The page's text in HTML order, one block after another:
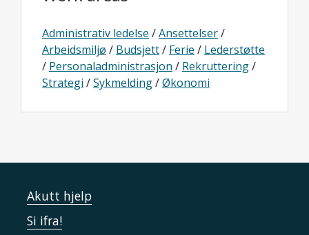
Administrativ ledelse /Ansettelser/
Arbeidsmiljø / Budsjett/ Ferie / Lederstøtte
/ Personaladministrasjon / Rekruttering/
Strategi /Sykmelding/Økonomi
Akutt hjelp
Si ifra!